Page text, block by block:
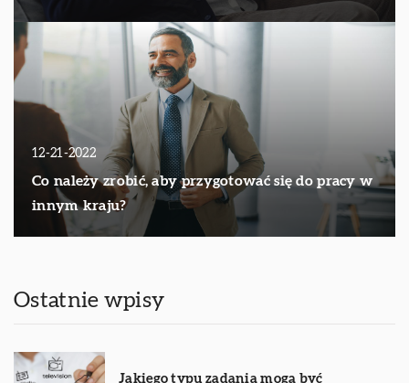
12-21-2022
Co należy zrobić, aby przygotować się do pracy w
innym kraju?
Ostatnie wpisy
Jakiego typu zadania mogą być